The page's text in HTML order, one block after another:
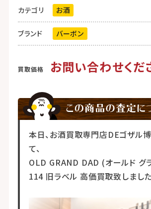
カテゴリ お酒
ブランド バーボン
お問い合わせくだ
本日、お酒買取専門店DEゴザル
て、
OLD GRAND DAD (オールド グ
114 旧ラベル 高価買取致しました